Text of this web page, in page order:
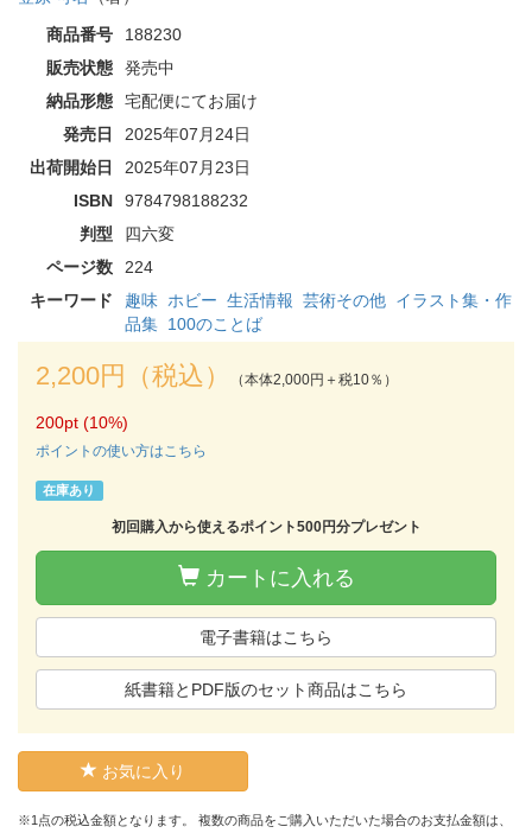
商品番号
188230
販売状態
発売中
納品形態
宅配便にてお届け
発売日
2025年07月24日
出荷開始日
2025年07月23日
ISBN
9784798188232
判型
四六変
ページ数
224
キーワード
趣味 ホビー 生活情報 芸術その他 イラスト集・作
品集 100のことば
2,200円（税込） （本体2,000円＋税10％）
200pt (10%)
ポイントの使い方はこちら
在庫あり
初回購入から使えるポイント500円分プレゼント
カートに入れる
電子書籍はこちら
紙書籍とPDF版のセット商品はこちら
お気に入り
※1点の税込金額となります。 複数の商品をご購入いただいた場合のお支払金額は、